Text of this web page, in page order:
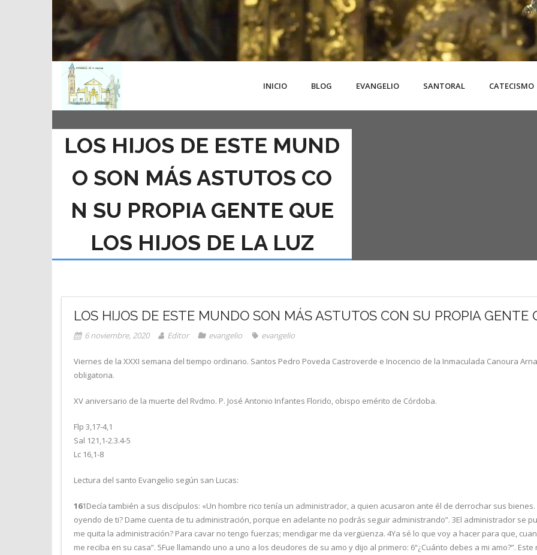
INICIO BLOG EVANGELIO SANTORAL CATECISMO
LOS HIJOS DE ESTE MUND
O SON MÁS ASTUTOS CO
N SU PROPIA GENTE QUE
LOS HIJOS DE LA LUZ
LOS HIJOS DE ESTE MUNDO SON MÁS ASTUTOS CON SU PROPIA GENTE
6 noviembre, 2020 Editor evangelio evangelio
Viernes de la XXXI semana del tiempo ordinario. Santos Pedro Poveda Castroverde e Inocencio de la Inmaculada Canoura
obligatoria.
XV aniversario de la muerte del Rvdmo. P. José Antonio Infantes Florido, obispo emérito de Córdoba.
Flp 3,17-4,1
Sal 121,1-2.3.4-5
Lc 16,1-8
Lectura del santo Evangelio según san Lucas:
161Decía también a sus discípulos: «Un hombre rico tenía un administrador, a quien acusaron ante él de derrochar sus
oyendo de ti? Dame cuenta de tu administración, porque en adelante no podrás seguir administrando”. 3El administrador se
me quita la administración? Para cavar no tengo fuerzas; mendigar me da vergüenza. 4Ya sé lo que voy a hacer para que,
me reciba en su casa”. 5Fue llamando uno a uno a los deudores de su amo y dijo al primero: 6“¿Cuánto debes a mi amo?”.